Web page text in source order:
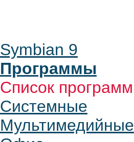
Symbian 9
Программы
Список программ
Системные
Мультимедийные